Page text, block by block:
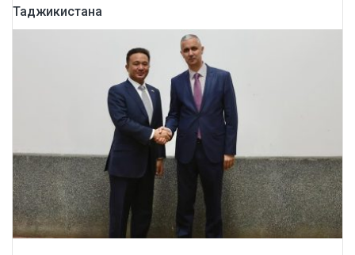
Таджикистана